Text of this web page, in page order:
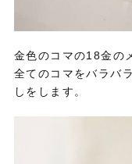
金色のコマの18金の
全てのコマをバラバ
しをします。